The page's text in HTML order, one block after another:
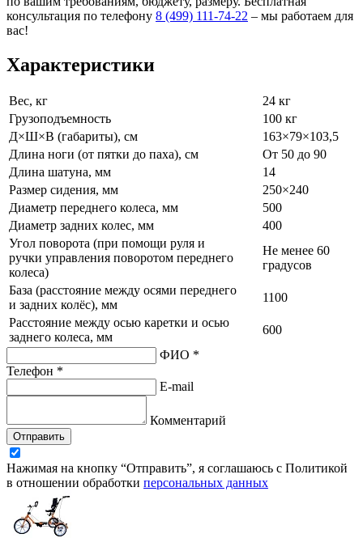
консультация по телефону 8 (499) 111-74-22 – мы работаем для
вас!
Характеристики
Вес, кг
24 кг
Грузоподъемность
100 кг
Д×Ш×В (габариты), см
163×79×103,5
Длина ноги (от пятки до паха), см
От 50 до 90
Длина шатуна, мм
14
Размер сидения, мм
250×240
Диаметр переднего колеса, мм
500
Диаметр задних колес, мм
400
Угол поворота (при помощи руля и
ручки управления поворотом переднего
колеса)
Не менее 60
градусов
База (расстояние между осями переднего
и задних колёс), мм
1100
Расстояние между осью каретки и осью
заднего колеса, мм
600
ФИО *
Телефон *
E-mail
Комментарий
Отправить
Нажимая на кнопку “Отправить”, я соглашаюсь с Политикой
в отношении обработки персональных данных